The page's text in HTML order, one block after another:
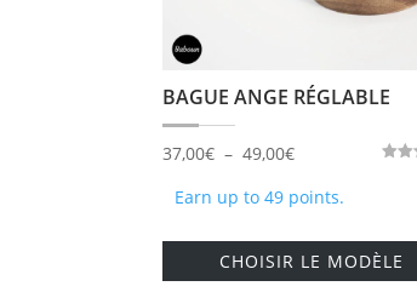
BAGUE ANGE RÉGLABLE
37,00€ – 49,00€Plage
37,00€
à
Earn up to 49 points.
CHOISIR LE MODÈLE